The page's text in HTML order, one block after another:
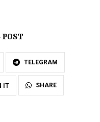
TELEGRAM
IT SHARE